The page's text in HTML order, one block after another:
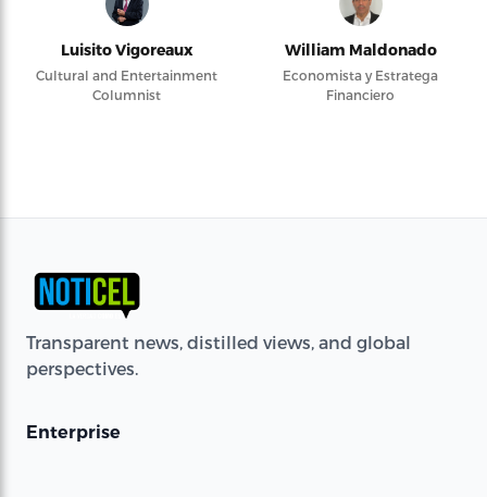
Luisito Vigoreaux
Cultural and Entertainment
Columnist
William Maldonado
Economista y Estratega
Financiero
Transparent news, distilled views, and global
perspectives.
Enterprise